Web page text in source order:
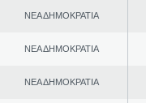
ΝΕΑ ΔΗΜΟΚΡΑΤΙΑ
ΝΕΑ ΔΗΜΟΚΡΑΤΙΑ
ΝΕΑ ΔΗΜΟΚΡΑΤΙΑ